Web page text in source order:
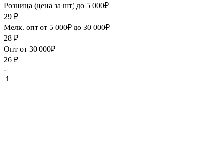
Розница (цена за шт) до 5 000₽
29 ₽
Мелк. опт от 5 000₽ до 30 000₽
28 ₽
Опт от 30 000₽
26 ₽
-
+